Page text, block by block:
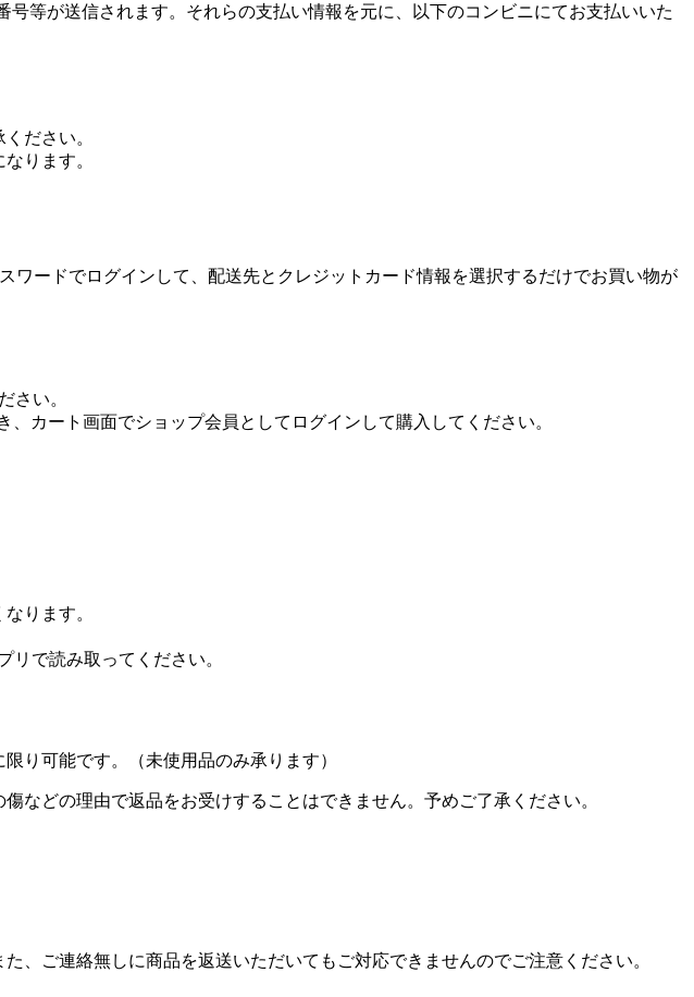
等が送信されます。それらの支払い情報を元に、以下のコンビニにてお支払いいた
ださい。
ります。
ワードでログインして、配送先とクレジットカード情報を選択するだけでお買い物が
さい。
カート画面でショップ会員としてログインして購入してください。
ります。
リで読み取ってください。
り可能です。（未使用品のみ承ります）
などの理由で返品をお受けすることはできません。予めご了承ください。
、ご連絡無しに商品を返送いただいてもご対応できませんのでご注意ください。